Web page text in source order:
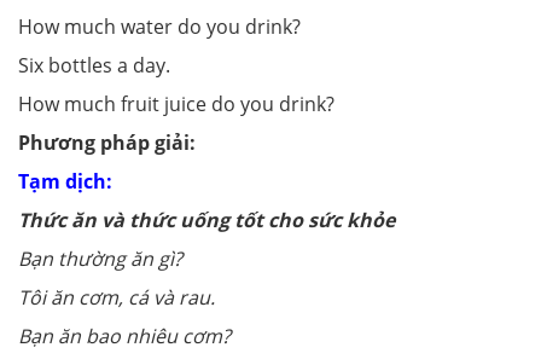
How much water do you drink?
Six bottles a day.
How much fruit juice do you drink?
Phương pháp giải:
Tạm dịch:
Thức ăn và thức uống tốt cho sức khỏe
Bạn thường ăn gì?
Tôi ăn cơm, cá và rau.
Bạn ăn bao nhiêu cơm?